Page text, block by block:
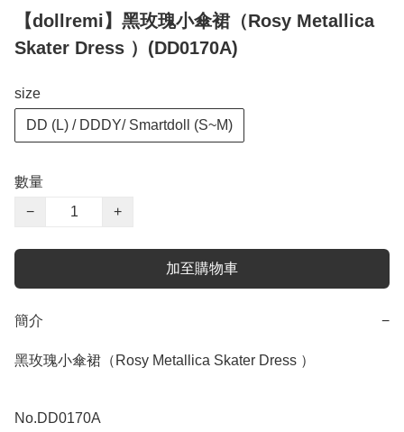
【dollremi】黑玫瑰小傘裙（Rosy Metallica
Skater Dress ）(DD0170A)
size
DD (L) / DDDY/ Smartdoll (S~M)
數量
−
+
加至購物車
簡介 −
黑玫瑰小傘裙（Rosy Metallica Skater Dress ）
No.DD0170A